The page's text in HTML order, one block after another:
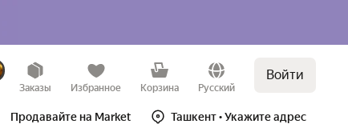
Заказы Избранное Корзина Русский
Войти
Продавайте на Market Ташкент• Укажите адрес